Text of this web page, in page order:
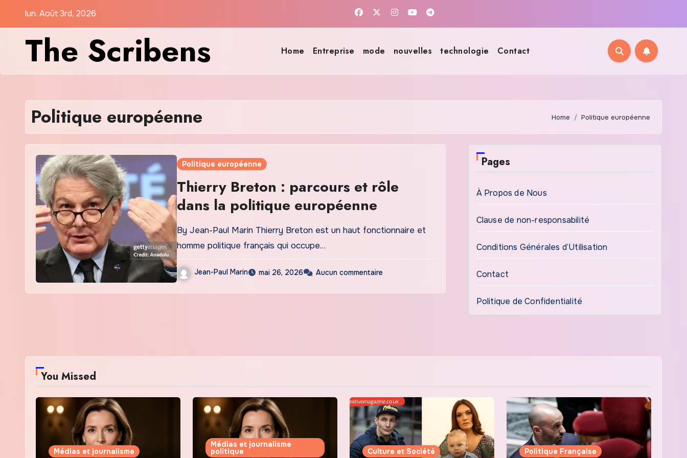
lun. Août 3rd, 2026
The Scribens Home Entreprise mode nouvelles technologie Contact
Politique européenne Home Politique européenne
Politique européenne
Thierry Breton : parcours et rôle
dans la politique européenne
By Jean-Paul Marin Thierry Breton est un haut fonctionnaire et
homme politique français qui occupe…
Jean-Paul Marin mai 26, 2026 Aucun commentaire
Pages
À Propos de Nous
Clause de non-responsabilité
Conditions Générales d’Utilisation
Contact
Politique de Confidentialité
You Missed
Médias et journalisme
Médias et journalisme
politique Culture et Société Politique Française